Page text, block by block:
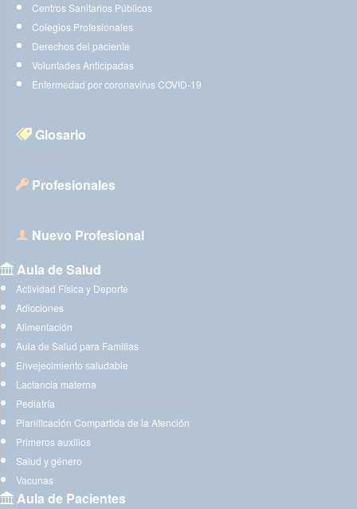
Centros Sanitarios Públicos
Colegios Profesionales
Derechos del paciente
Voluntades Anticipadas
Enfermedad por coronavirus COVID-19
Glosario
Profesionales
Nuevo Profesional
Aula de Salud
Actividad Física y Deporte
Adicciones
Alimentación
Aula de Salud para Familias
Envejecimiento saludable
Lactancia materna
Pediatría
Planificación Compartida de la Atención
Primeros auxilios
Salud y género
Vacunas
Aula de Pacientes